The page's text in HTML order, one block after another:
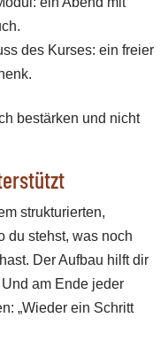
des Kurses: ein freier
bestärken und nicht
strukturierten,
du stehst, was noch
Der Aufbau hilft dir
am Ende jeder
„Wieder ein Schritt